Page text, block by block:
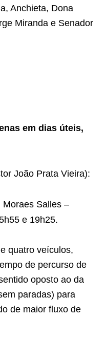
Anchieta, Dona
Miranda e Senador
em dias úteis,
João Prata Vieira):
Moraes Salles –
e 19h25.
quatro veículos,
de percurso de
oposto ao da
paradas) para
de maior fluxo de